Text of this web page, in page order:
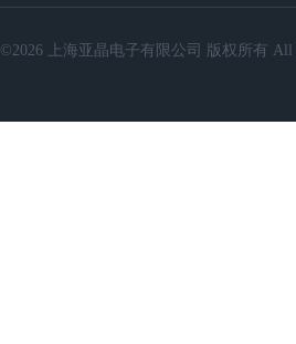
©2026 上海亚晶电子有限公司 版权所有 All